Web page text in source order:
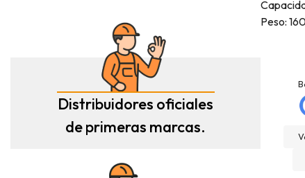
Distribuidores oficiales
de primeras marcas.
Peso:
Very helpful , great
knowledge and insight
and will definitely use
Compré depósito de
agua, llegó incluso antes